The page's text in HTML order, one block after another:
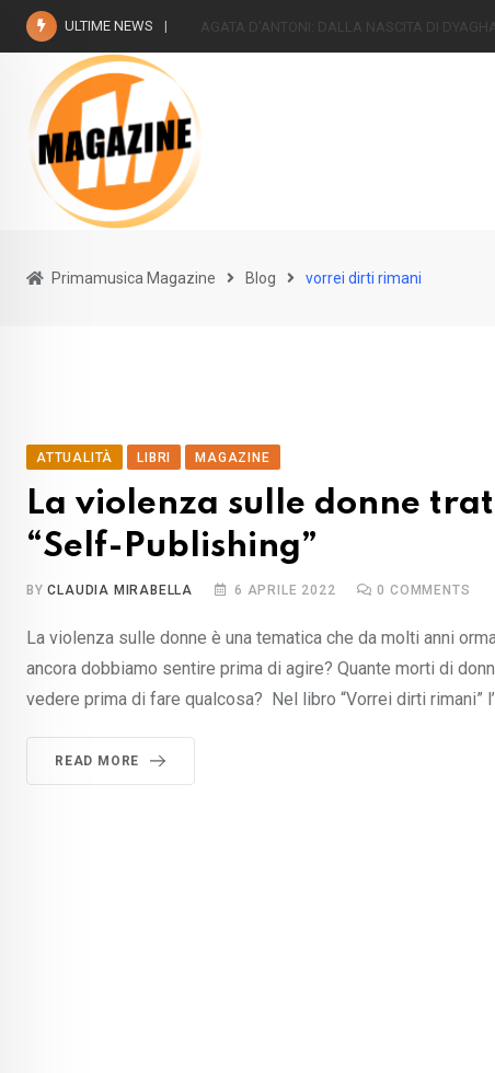
Skip
content
ULTIME NEWS The Beatless- Risuoni “2022
Primamusica Magazine Blog vorrei dirti rimani
ATTUALITÀ LIBRI MAGAZINE
La violenza sulle donne
“Self-Publishing”
BYCLAUDIA MIRABELLA 6 APRILE 2022 0 COMMENTS
La violenza sulle donne è una tematica che da molti anni
ancora dobbiamo sentire prima di agire? Quante morti di
vedere prima di fare qualcosa? Nel libro “Vorrei dirti rimani”
READ MORE